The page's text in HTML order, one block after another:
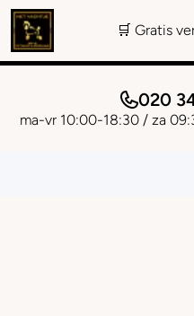
🛒 Gratis
020
ma-vr 10:00-18:30 / za